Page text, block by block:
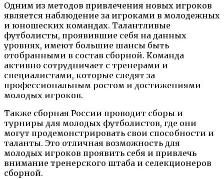
Одним из методов привлечения новых игроков
является наблюдение за игроками в молодежных
и юношеских командах. Талантливые
футболисты, проявившие себя на данных
уровнях, имеют большие шансы быть
отобранными в состав сборной. Команда
активно сотрудничает с тренерами и
специалистами, которые следят за
профессиональным ростом и достижениями
молодых игроков.
Также сборная России проводит сборы и
турниры для молодых футболистов, где они
могут продемонстрировать свои способности и
таланты. Это отличная возможность для
молодых игроков проявить себя и привлечь
внимание тренерского штаба и селекционеров
сборной.